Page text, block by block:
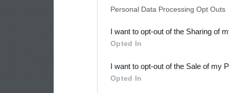
Downstream Participants
third parties.
Personal Data Processing Opt Outs
I want to opt-out of the Sharing of
Opted In
I want to opt-out of the Sale of my
Opted In